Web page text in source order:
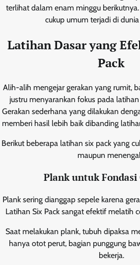
terlihat dalam enam minggu
cukup umum terjadi di
Latihan Dasar yang
Pack
Alih-alih mengejar gerakan yang rumit,
justru menyarankan fokus pada
Gerakan sederhana yang dilakukan
memberi hasil lebih baik dibanding
Berikut beberapa latihan six pack yang
maupun
Plank untuk
Plank sering dianggap sepele karena
Latihan Six Pack sangat efektif melatih
Saat melakukan plank, tubuh dipaksa
hanya otot perut, bagian punggung
bekerja.